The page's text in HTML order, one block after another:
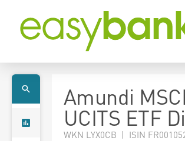
Amundi
UCITS ETF
WKN LYX0CB | ISIN